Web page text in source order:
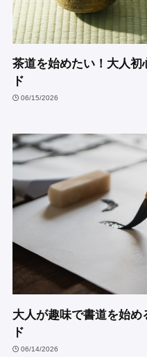
茶道を始めたい！大人初
ド
06/15/2026
大人が趣味で書道を始
ド
06/14/2026